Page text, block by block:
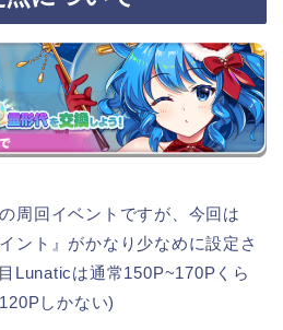
周回イベントですが、今回は
ント』がかなり少なめに設定さ
Lunaticは通常150P~170Pくら
しかない)